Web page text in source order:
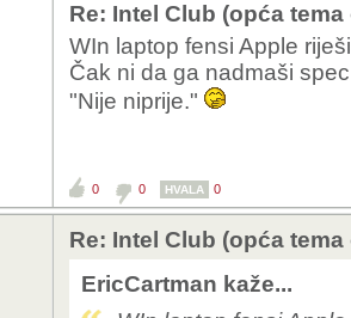
Re: Intel Club (opća
WIn laptop fensi Apple
Čak ni da ga nadmaši
"Nije niprije."
0 0 HVALA 0
Re: Intel Club (opća
EricCartman kaže...